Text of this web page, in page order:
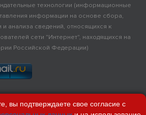
технологии (информационные
информации на основе сбора,
и анализа сведений, относящихся к
сети "Интернет", находящихся на
Российской Федерации)
вы подтверждаете свое согласие с